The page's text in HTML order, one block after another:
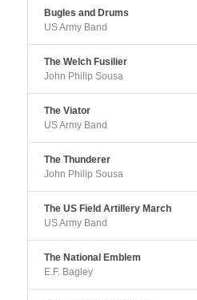
Bugles and Drums
US Army Band
The Welch Fusilier
John Philip Sousa
The Viator
US Army Band
The Thunderer
John Philip Sousa
The US Field Artillery March
US Army Band
The National Emblem
E.F. Bagley